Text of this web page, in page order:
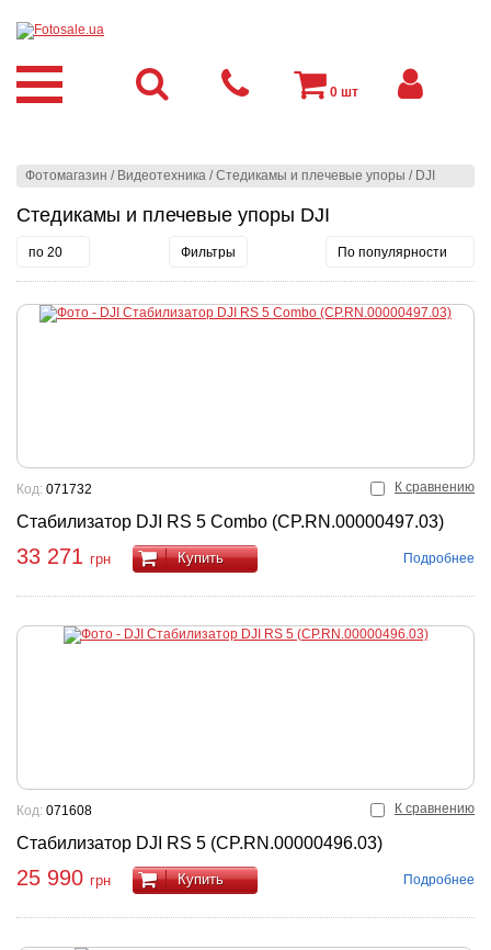
Фотомагазин / Видеотехника /Стедикамы и плечевые упоры / DJI
Стедикамы и плечевые упоры DJI
по 20 Фильтры По популярности
К сравнению
Стабилизатор DJI RS 5 Combo (CP.RN.00000497.03)
Код: 071732
33 271 грн Купить Подробнее
К сравнению
Стабилизатор DJI RS 5 (CP.RN.00000496.03)
Код: 071608
25 990 грн Купить Подробнее
0 шт